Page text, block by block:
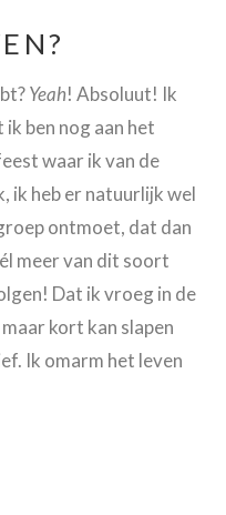
Yeah! Absoluut! Ik
ben nog aan het
waar ik van de
ik heb er natuurlijk wel
ontmoet, dat dan
meer van dit soort
Dat ik vroeg in de
kort kan slapen
Ik omarm het leven